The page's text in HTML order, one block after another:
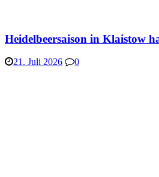
Heidelbeersaison in Klaistow
21. Juli 2026 0